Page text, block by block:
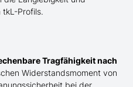
tkL-Profils.
Tragfähigkeit nach
Widerstandsmoment von